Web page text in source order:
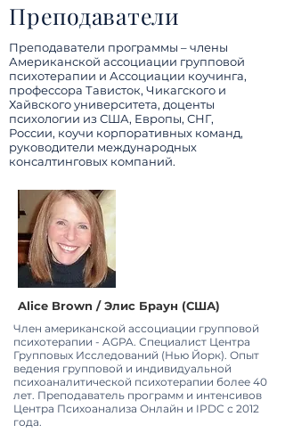
Преподаватели
Преподаватели программы – члены
Американской ассоциации групповой
психотерапии и Ассоциации коучинга,
профессора Тависток, Чикагского и
Хайвского университета, доценты
психологии из США, Европы, СНГ,
России, коучи корпоративных команд,
руководители международных
консалтинговых компаний.
Alice Brown / Элис Браун (США)
Член американской ассоциации групповой
психотерапии - AGPA. Специалист Центра
Групповых Исследований (Нью Йорк). Опыт
ведения групповой и индивидуальной
психоаналитической психотерапии более 40
лет. Преподаватель программ и интенсивов
Центра Психоанализа Онлайн и IPDC с 2012
года.